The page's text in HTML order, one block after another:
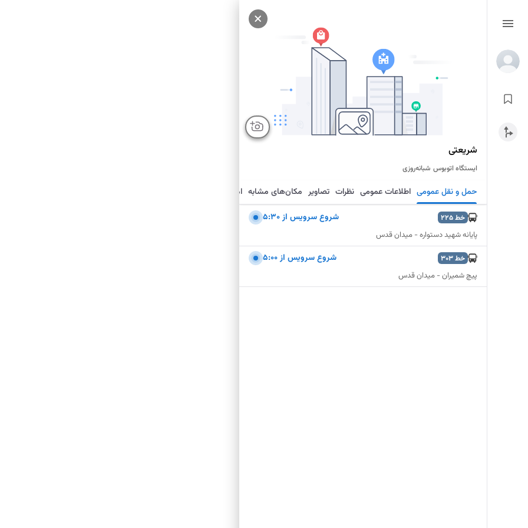
شریعتی
ایستگاه اتوبوس شبانه‌روزی
حمل و نقل عمومی اطلاعات عمومی نظرات تصاویر مکان‌های مشابه امکانات نزدیک
خط225 شروع سرويس از 5:30
پایانه شهید دستواره - میدان قدس
خط303 شروع سرويس از 5:00
پیچ شمیران - میدان قدس